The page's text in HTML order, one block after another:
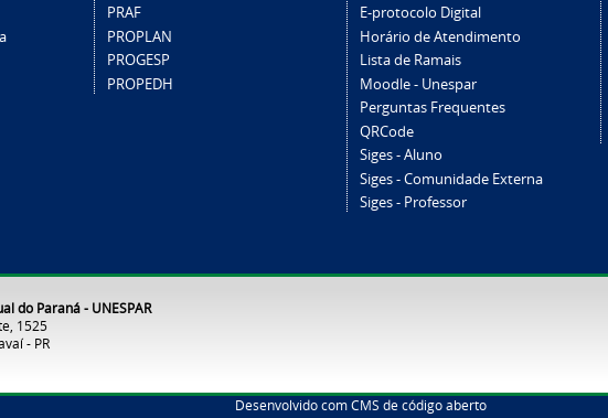
PRAF
PROPLAN
PROGESP
PROPEDH
E-protocolo Digital
Horário de Atendimento
Lista de Ramais
Moodle - Unespar
Perguntas Frequentes
QRCode
Siges - Aluno
Siges - Comunidade Externa
Siges - Professor
do Paraná - UNESPAR
1525
- PR
Desenvolvido com CMS de código aberto